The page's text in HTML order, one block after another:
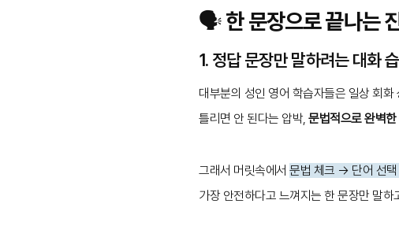
🗣️ 한 문장으로 끝나는
1. 정답 문장만 말하려는 대화
대부분의 성인 영어 학습자들은 일상 회
틀리면 안 된다는 압박,문법적으로 완벽
그래서 머릿속에서문법 체크 → 단어 선
가장 안전하다고 느껴지는 한 문장만 말